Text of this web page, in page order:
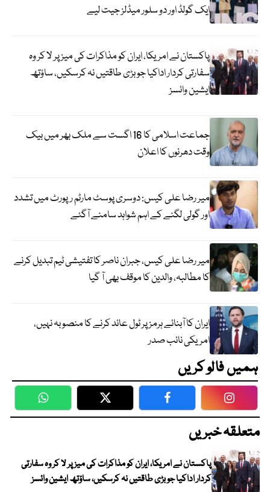
ایک گولڈ اور دو سلور میڈلز جیت لیے
پاکستان نے امریکا، ایران کو مذاکرات کی میز پر لا کر وہ
سفارتی کردار اداکیا جو بڑی طاقتیں نہ کرسکیں، ساؤتھ
ایشین وائسز
جماعت اسلامی کا 16 اگست سے ملک بھر میں بیک
وقت دھرنوں کا اعلان
میر رضا علی کیس: دوسری پوسٹ مارٹم رپورٹ میں تشدد
اور گولی لگنے کے اہم شواہد سامنے آگئے
میر رضا علی کیس، جبران ناصر کا تفتیشی ٹیم تبدیل کرنے
کا مطالبہ، والدین کا موقف بھی آ گیا
ایران کا آبنائے ہرمز پر ٹول عائد کرنے کا منصوبہ نہیں،
امریکی نائب صدر
ہمیں فالو کریں
WhatsApp Twitter Facebook
متعلقہ خبریں
پاکستان نے امریکا، ایران کو مذاکرات کی میز پر لا کر وہ سفارتی
کردار اداکیا جو بڑی طاقتیں نہ کرسکیں، ساؤتھ ایشین وائسز